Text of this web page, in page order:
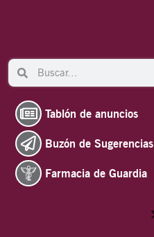
Search Search
Tablón de anuncios
Buzón de Sugerencias
Farmacia de Guardia